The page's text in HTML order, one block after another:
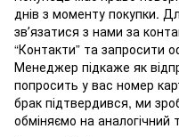
днів з моменту покупки.
звʼязатися з нами за
“Контакти” та запросити
Менеджер підкаже як
попросить у вас номер
брак підтвердився, ми
обміняємо на аналогічний